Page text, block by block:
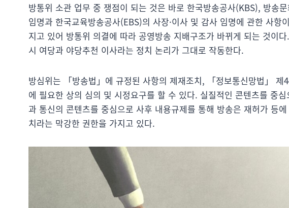
방통위 소관 업무 중 쟁점이 되는 것은 바로 한국방송공사(KBS), 방송
임명과 한국교육방송공사(EBS)의 사장·이사 및 감사 임명에 관한 사
지고 있어 방통위 의결에 따라 공영방송 지배구조가 바뀌게 되는 것이
시 여당과 야당추천 이사라는 정치 논리가 그대로 작동한다.
방심위는 「방송법」에 규정된 사항의 제재조치, 「정보통신망법」
에 필요한 상의 심의 및 시정요구를 할 수 있다. 실질적인 콘텐츠를 중
과 통신의 콘텐츠를 중심으로 사후 내용규제를 통해 방송은 재허가 등
치라는 막강한 권한을 가지고 있다.